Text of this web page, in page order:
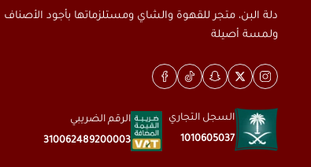
دلة البن، متجر للقهوة والشاي ومستلزماتها بأجود الأصناف
ولمسة أصيلة
السجل التجاري
1010605037
الرقم الضريبي
310062489200003